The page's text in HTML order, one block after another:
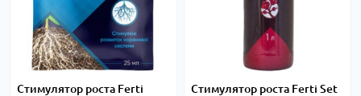
Стимулятор роста Ferti
Стимулятор роста Ferti Set